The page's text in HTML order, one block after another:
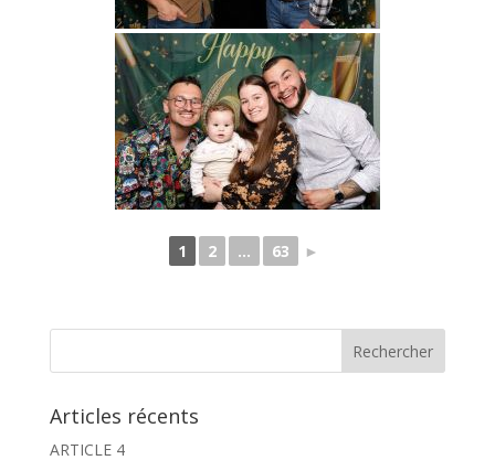
1 2 ... 63 ►
Articles récents
ARTICLE 4